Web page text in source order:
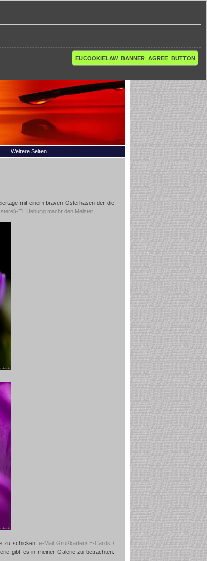
EUCOOKIELAW_BANNER_AGREE_BUTTON
Weitere Seiten
mit einem braven Osterhasen der die
Ei: Uebung macht den Meister
zu schicken:e-Mail Grußkarten/ E-Cards /
gibt es in meiner Galerie zu betrachten.